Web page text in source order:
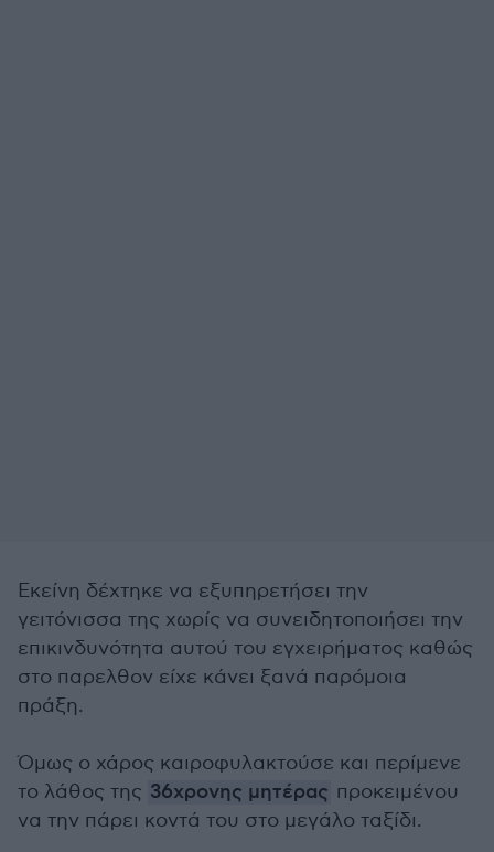
Εκείνη δέχτηκε να εξυπηρετήσει την
γειτόνισσα της χωρίς να συνειδητοποιήσει την
επικινδυνότητα αυτού του εγχειρήματος καθώς
στο παρελθον είχε κάνει ξανά παρόμοια
πράξη.
Όμως ο χάρος καιροφυλακτούσε και περίμενε
το λάθος της 36χρονης μητέρας προκειμένου
να την πάρει κοντά του στο μεγάλο ταξίδι.